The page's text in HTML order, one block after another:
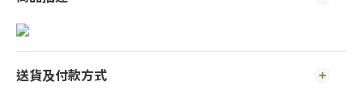
送貨及付款方式